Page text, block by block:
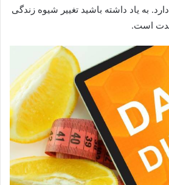
به یاد داشته باشید تغییر شیوه زندگی
مدت است.